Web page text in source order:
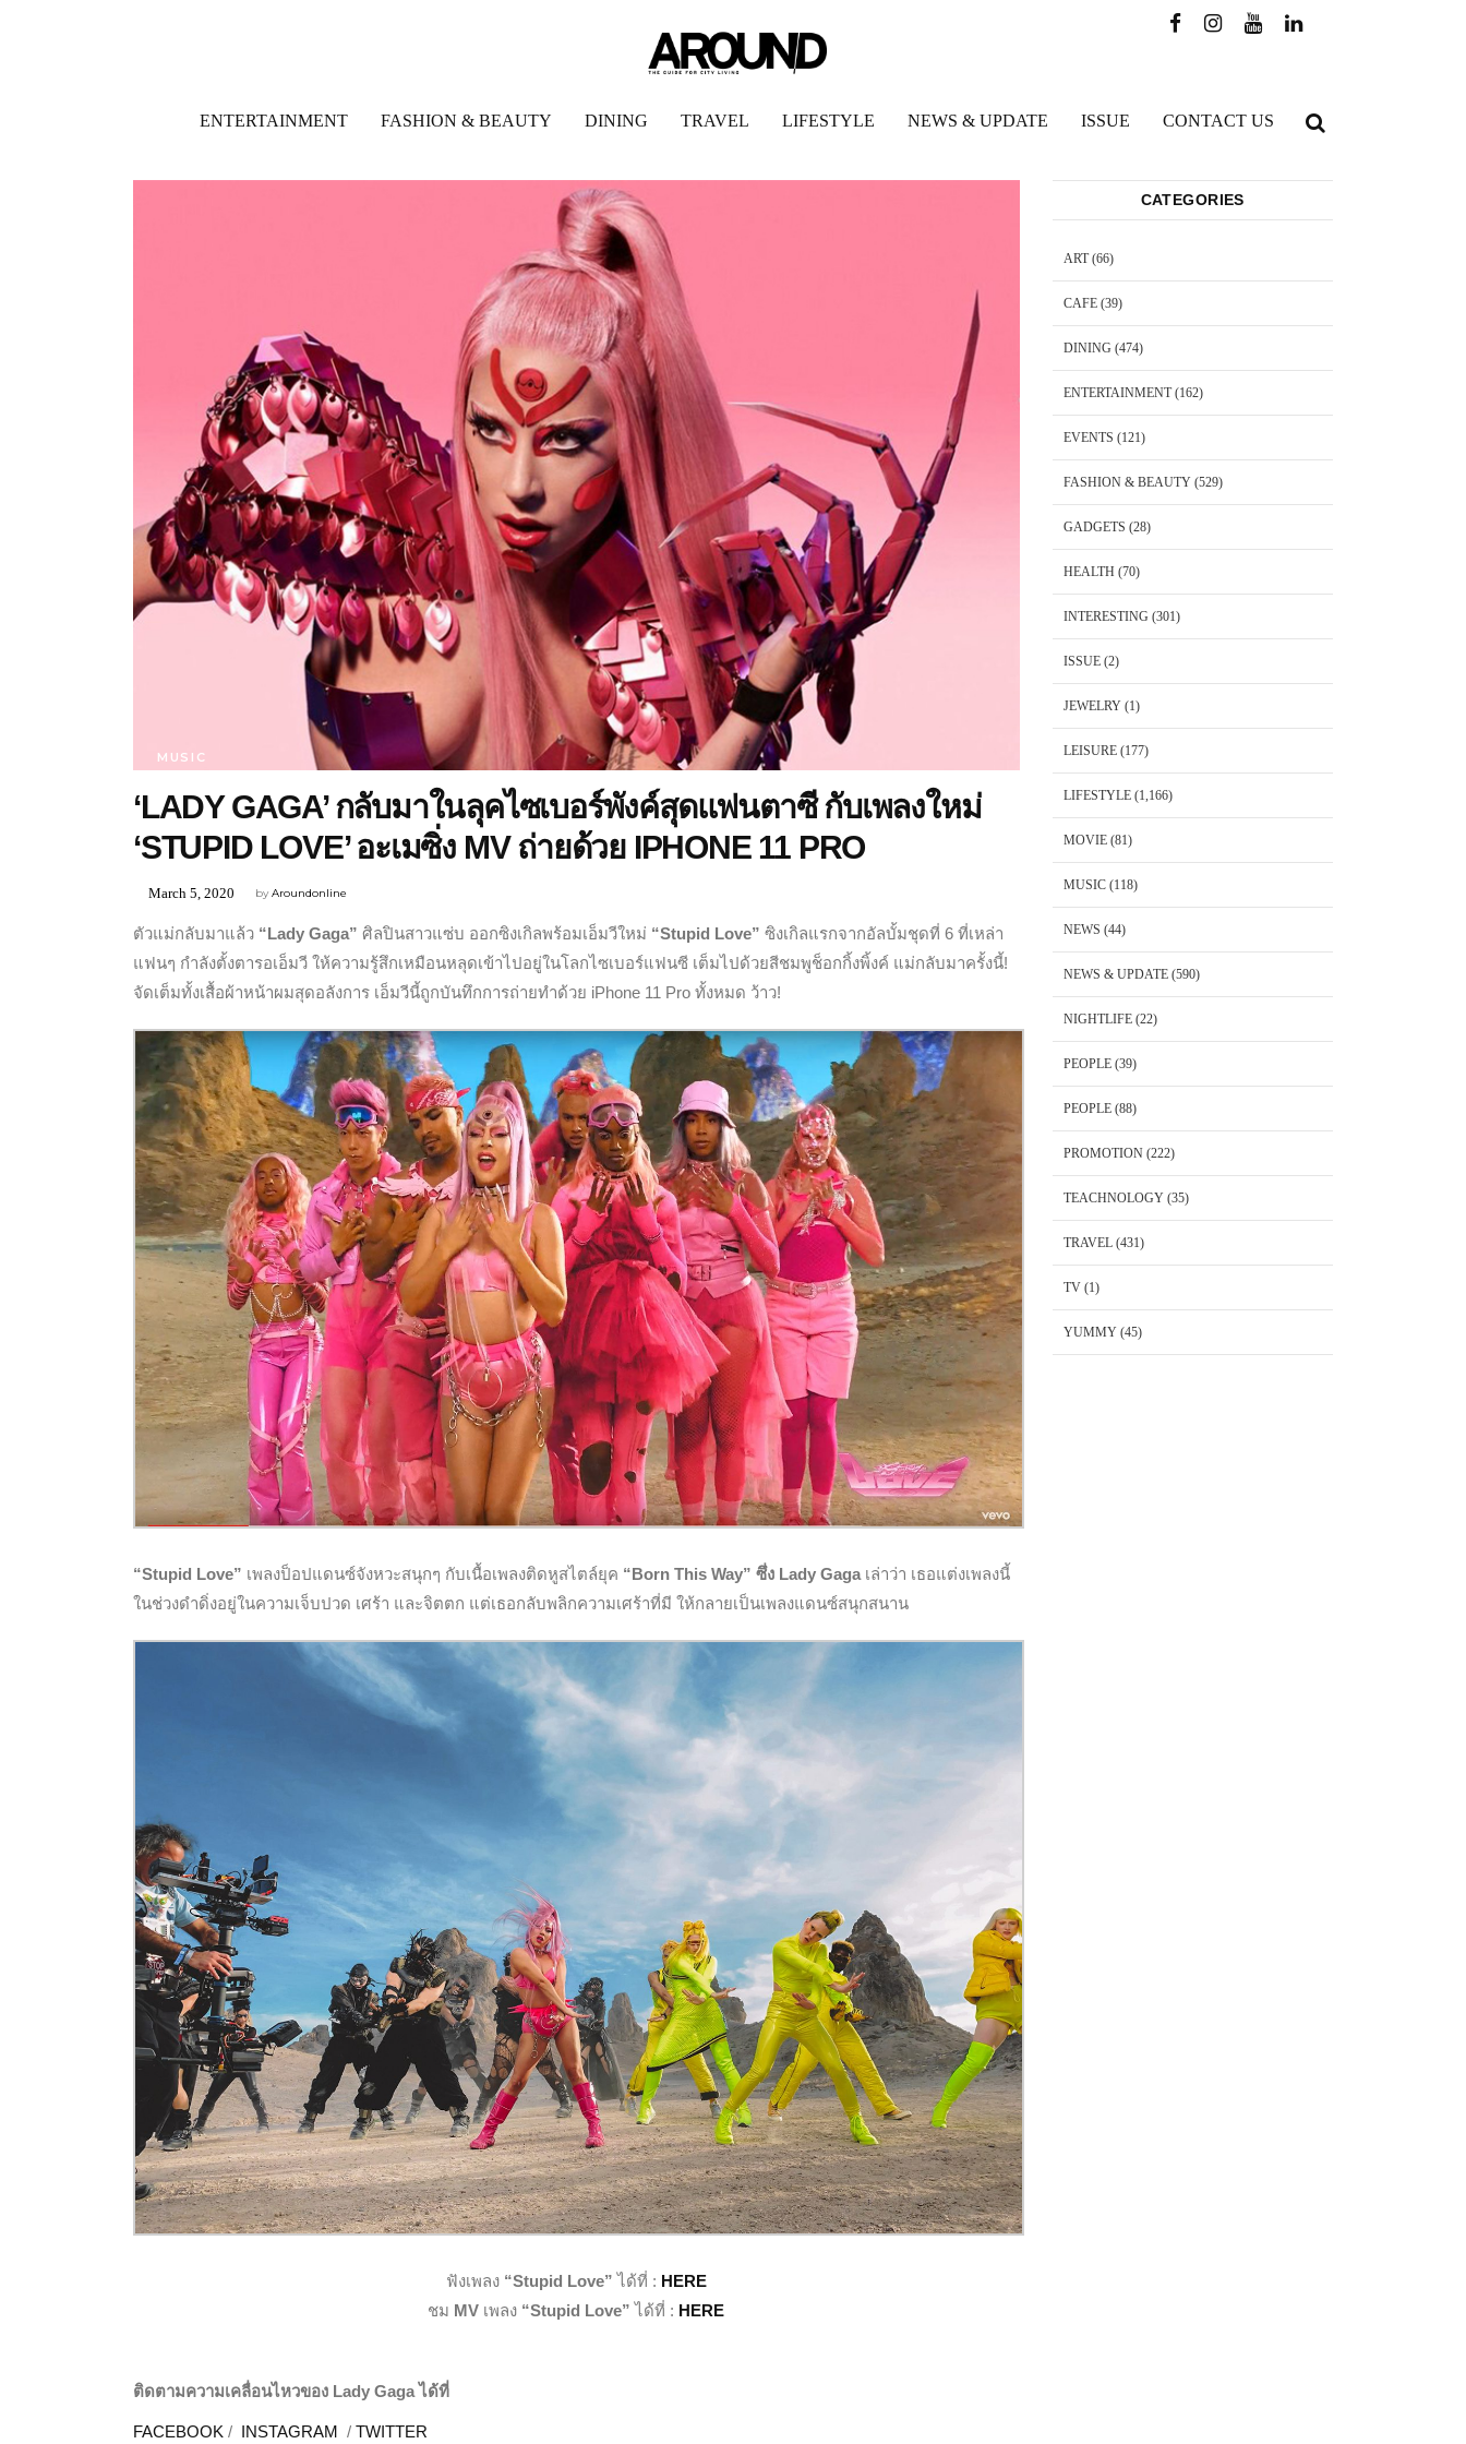
ENTERTAINMENT FASHION & BEAUTY DINING TRAVEL LIFESTYLE NEWS & UPDATE ISSUE CONTACT US
MUSIC
‘LADY GAGA’ กลับมาในลุคไซเบอร์พังค์สุดแฟนตาซี กับเพลงใหม่
‘STUPID LOVE’ อะเมซิ่ง MV ถ่ายด้วย IPHONE 11 PRO
byAroundonline
March 5, 2020
ตัวแม่กลับมาแล้ว “Lady Gaga” ศิลปินสาวแซ่บ ออกซิงเกิลพร้อมเอ็มวีใหม่ “Stupid Love” ซิงเกิลแรกจากอัลบั้มชุดที่ 6 ที่เหล่า
แฟนๆ กำลังตั้งตารอเอ็มวี ให้ความรู้สึกเหมือนหลุดเข้าไปอยู่ในโลกไซเบอร์แฟนซี เต็มไปด้วยสีชมพูช็อกกิ้งพิ้งค์ แม่กลับมาครั้งนี้!
จัดเต็มทั้งเสื้อผ้าหน้าผมสุดอลังการ เอ็มวีนี้ถูกบันทึกการถ่ายทำด้วย iPhone 11 Pro ทั้งหมด ว้าว!
“Stupid Love” เพลงป็อปแดนซ์จังหวะสนุกๆ กับเนื้อเพลงติดหูสไตล์ยุค “Born This Way” ซึ่ง Lady Gaga เล่าว่า เธอแต่งเพลงนี้
ในช่วงดำดิ่งอยู่ในความเจ็บปวด เศร้า และจิตตก แต่เธอกลับพลิกความเศร้าที่มี ให้กลายเป็นเพลงแดนซ์สนุกสนาน
ฟังเพลง “Stupid Love” ได้ที่ : HERE
ชม MV เพลง “Stupid Love” ได้ที่ : HERE
ติดตามความเคลื่อนไหวของ Lady Gaga ได้ที่
FACEBOOK / INSTAGRAM / TWITTER
CATEGORIES
ART(66)
CAFE(39)
DINING (474)
ENTERTAINMENT(162)
EVENTS (121)
FASHION & BEAUTY(529)
GADGETS (28)
HEALTH (70)
INTERESTING (301)
ISSUE(2)
JEWELRY(1)
LEISURE(177)
LIFESTYLE(1,166)
MOVIE(81)
MUSIC(118)
NEWS (44)
NEWS & UPDATE(590)
NIGHTLIFE(22)
PEOPLE(39)
PEOPLE(88)
PROMOTION(222)
TEACHNOLOGY(35)
TRAVEL(431)
TV(1)
YUMMY(45)